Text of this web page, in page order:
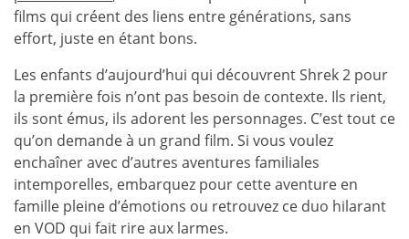
films qui créent des liens entre générations, sans
effort, juste en étant bons.
Les enfants d’aujourd’hui qui découvrent Shrek 2 pour
la première fois n’ont pas besoin de contexte. Ils rient,
ils sont émus, ils adorent les personnages. C’est tout ce
qu’on demande à un grand film. Si vous voulez
enchaîner avec d’autres aventures familiales
intemporelles, embarquez pour cette aventure en
famille pleine d’émotions ou retrouvez ce duo hilarant
en VOD qui fait rire aux larmes.